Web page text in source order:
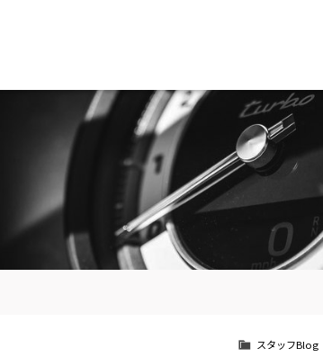
STOCK CAR LIST / 在庫車両情報
SHOP INFO / ショップ情報
スタッフBlog